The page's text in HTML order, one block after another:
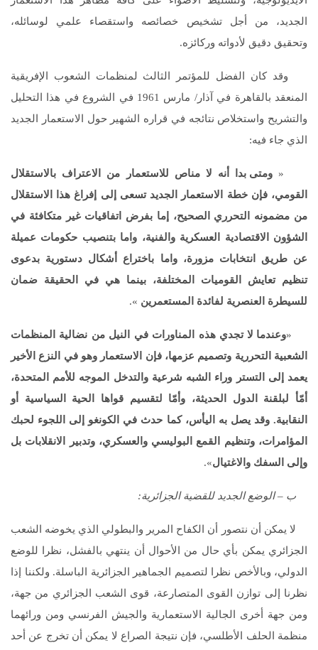
الجديد، من أجل تشخيص خصائصه واستقصاء علمي لوسائله،
وتحقيق دقيق لأدواته وركائزه.
وقد كان الفضل للمؤتمر الثالث لمنظمات الشعوب الإفريقية
المنعقد بالقاهرة في آذار/ مارس 1961 في الشروع في هذا التحليل
والتشريح واستخلاص نتائجه في قراره الشهير حول الاستعمار الجديد
الذي جاء فيه:
« ومتى بدا أنه لا مناص للاستعمار من الاعتراف بالاستقلال
القومي، فإن خطة الاستعمار الجديد تسعى إلى إفراغ هذا الاستقلال
من مضمونه التحرري الصحيح، إما بفرض اتفاقيات غير متكافئة في
الشؤون الاقتصادية العسكرية والفنية، واما بتنصيب حكومات عميلة
عن طريق انتخابات مزورة، واما باختراع أشكال دستورية بدعوى
تنظيم تعايش القوميات المختلفة، بينما هي في الحقيقة ضمان
للسيطرة العنصرية لفائدة المستعمرين ».
«وعندما لا تجدي هذه المناورات في النيل من نضالية المنظمات
الشعبية التحررية وتصميم عزمها، فإن الاستعمار وهو في النزع الأخير
يعمد إلى التستر وراء الشبه شرعية والتدخل الموجه للأمم المتحدة،
أمّأ لبلقنة الدول الحديثة، وأمّا لتقسيم قواها الحية السياسية أو
النقابية. وقد يصل به اليأس، كما حدث في الكونغو إلى اللجوء لحبك
المؤامرات، وتنظيم القمع البوليسي والعسكري، وتدبير الانقلابات بل
وإلى السفك والاغتيال».
ب – الوضع الجديد للقضية الجزائرية:
لا يمكن أن نتصور أن الكفاح المرير والبطولي الذي يخوضه الشعب
الجزائري يمكن بأي حال من الأحوال أن ينتهي بالفشل، نظرا للوضع
الدولي، وبالأخص نظرا لتصميم الجماهير الجزائرية الباسلة. ولكننا إذا
نظرنا إلى توازن القوى المتصارعة، قوى الشعب الجزائري من جهة،
ومن جهة أخرى الجالية الاستعمارية والجيش الفرنسي ومن ورائهما
منظمة الحلف الأطلسي، فإن نتيجة الصراع لا يمكن أن تخرج عن أحد